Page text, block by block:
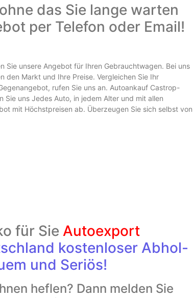
das Sie lange warten
per Telefon oder Email!
Sie unsere Angebot für Ihren Gebrauchtwagen. Bei uns
den Markt und Ihre Preise. Vergleichen Sie Ihr
rufen Sie uns an. Autoankauf Castrop-
Sie uns Jedes Auto, in jedem Alter und mit allen
mit Höchstpreisen ab. Überzeugen Sie sich selbst von
für Sie Autoexport
kostenloser Abhol-
und Seriös!
heflen? Dann melden Sie